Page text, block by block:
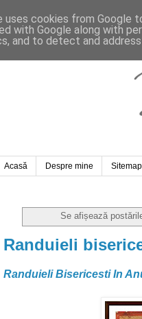
Acasă Despre mine Sitemap
Se afișează
Randuieli
Randuieli Bisericesti In
uses cookies from Google
with Google along with
and to detect and address